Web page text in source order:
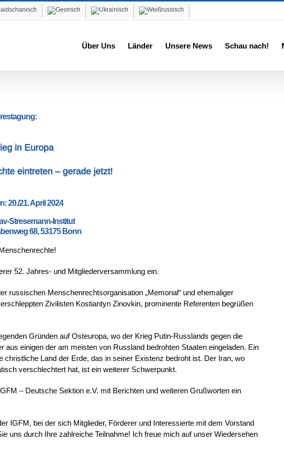
Über Uns Länder Unsere News Schau nach!
in Europa
eintreten – gerade jetzt!
20./21. April 2024
Stresemann-Institut
68, 53175 Bonn
52. Jahres- und Mitgliederversammlung ein.
russischen Menschenrechtsorganisation „Memorial“ und ehemaliger
Zivilisten Kostiantyn Zinovkin, prominente Referenten begrüßen
Gründen auf Osteuropa, wo der Krieg Putin-Russlands gegen die
einigen der am meisten von Russland bedrohten Staaten eingeladen. Ein
Land der Erde, das in seiner Existenz bedroht ist. Der Iran, wo
verschlechtert hat, ist ein weiterer Schwerpunkt.
– Deutsche Sektion e.V. mit Berichten und weiteren Grußworten ein
IGFM, bei der sich Mitglieder, Förderer und Interessierte mit dem Vorstand
uns durch Ihre zahlreiche Teilnahme! Ich freue mich auf unser Wiedersehen